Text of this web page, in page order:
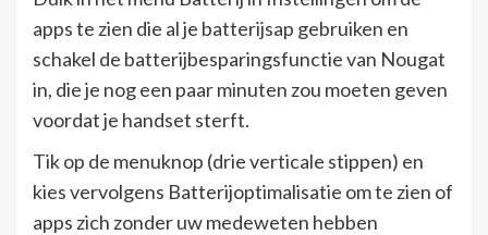
apps te zien die al je batterijsap gebruiken en
schakel de batterijbesparingsfunctie van Nougat
in, die je nog een paar minuten zou moeten geven
voordat je handset sterft.
Tik op de menuknop (drie verticale stippen) en
kies vervolgens Batterijoptimalisatie om te zien of
apps zich zonder uw medeweten hebben